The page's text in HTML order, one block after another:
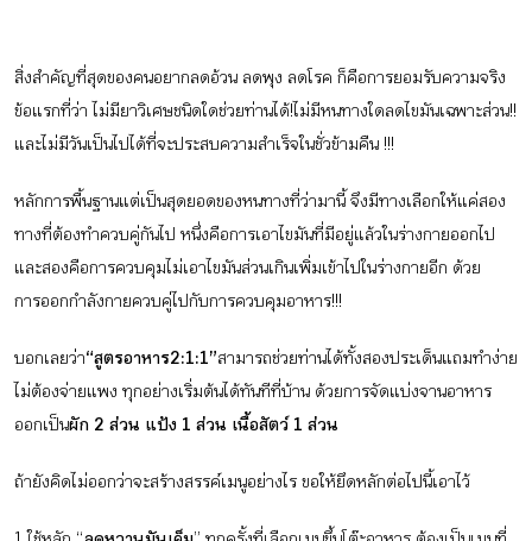
สื่อของแคมเปญ
กิจกรรม
หัวข้อที่เราแนะนำ
เข้าสู่ระบบ/สมัครสมาชิก
สิ่งสำคัญที่สุดของคนอยากลดอ้วน ลดพุง ลดโรค ก็คือการยอมรับความจริง
ข้อแรกที่ว่า ไม่มียาวิเศษชนิดใดช่วยท่านได้ ! ไม่มีหนทางใดลดไขมันเฉพาะส่วน !!
และไม่มีวันเป็นไปได้ที่จะประสบความสำเร็จในชั่วข้ามคืน !!!
หลักการพื้นฐานแต่เป็นสุดยอดของหนทางที่ว่ามานี้ จึงมีทางเลือกให้แค่สอง
ทางที่ต้องทำควบคู่กันไป หนึ่งคือการเอาไขมันที่มีอยู่แล้วในร่างกายออกไป
และสองคือการควบคุมไม่เอาไขมันส่วนเกินเพิ่มเข้าไปในร่างกายอีก ด้วย
การออกกำลังกายควบคู่ไปกับการควบคุมอาหาร!!!
บอกเลยว่า“สูตรอาหาร 2:1:1”สามารถช่วยท่านได้ทั้งสองประเด็น แถมทำง่าย
ไม่ต้องจ่ายแพง ทุกอย่างเริ่มต้นได้ทันทีที่บ้าน ด้วยการจัดแบ่งจานอาหาร
ออกเป็นผัก 2 ส่วน แป้ง 1 ส่วน เนื้อสัตว์ 1 ส่วน
ถ้ายังคิดไม่ออกว่าจะสร้างสรรค์เมนูอย่างไร ขอให้ยึดหลักต่อไปนี้เอาไว้